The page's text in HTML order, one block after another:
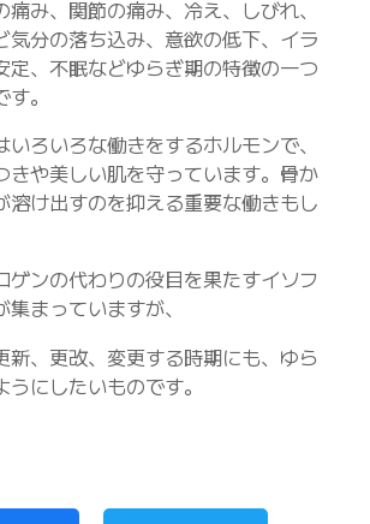
痛み、関節の痛み、冷え、しびれ、
気分の落ち込み、意欲の低下、イラ
定、不眠などゆらぎ期の特徴の一つ
。
ろいろな働きをするホルモンで、
きや美しい肌を守っています。骨か
溶け出すのを抑える重要な働きもし
ゲンの代わりの役目を果たすイソフ
まっていますが、
新、更改、変更する時期にも、ゆら
にしたいものです。